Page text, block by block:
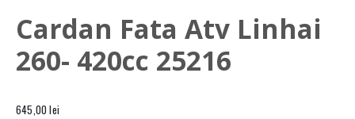
Cardan Fata Atv Linhai
260- 420cc 25216
645,00lei